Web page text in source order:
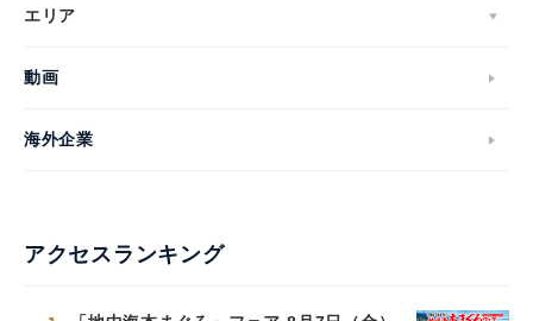
エリア
動画
海外企業
アクセスランキング